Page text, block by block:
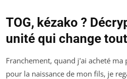
TOG, kézako ?
unité qui change tout
Franchement, quand j'ai acheté ma
pour la naissance de mon fils, je